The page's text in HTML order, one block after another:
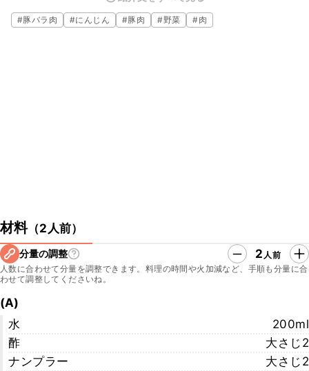
の風味がクセになる美味しさですよ！
#豚バラ肉 #にんじん #豚肉 #野菜 #肉
材料（2人前）
分量の調整 2 人前
人数に合わせて分量を調整できます。料理の時間や火加減など、手順も分量に合
わせて調整してくださいね。
(A)
水
200ml
酢
大さじ2
ナンプラー
大さじ2